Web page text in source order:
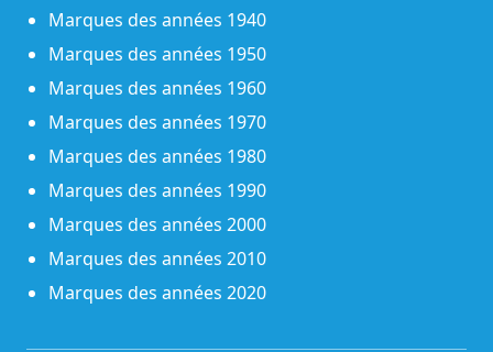
Marques des années 1940
Marques des années 1950
Marques des années 1960
Marques des années 1970
Marques des années 1980
Marques des années 1990
Marques des années 2000
Marques des années 2010
Marques des années 2020